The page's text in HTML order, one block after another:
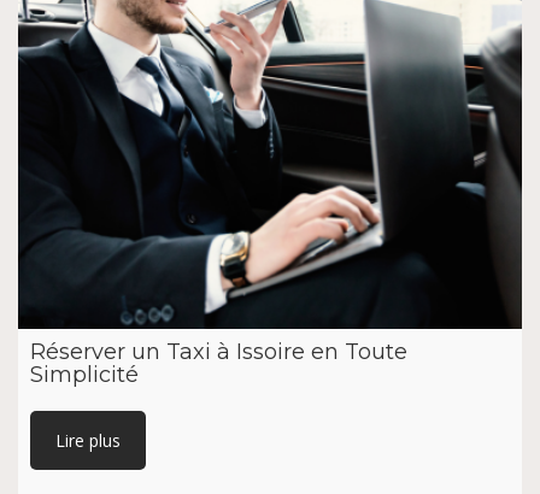
Réserver un Taxi à Issoire en Toute
Simplicité
Lire plus